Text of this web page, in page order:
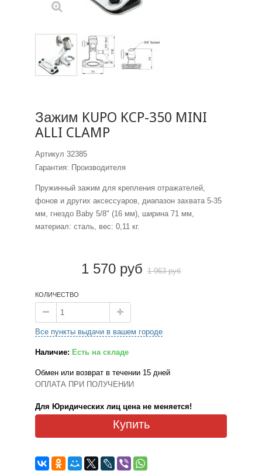
Зажим KUPO KCP-350 MINI
ALLI CLAMP
Артикул 32385
Гарантия: Производителя
Пружинный зажим для крепления отражателей,
фонов и других аксессуаров, диапазон захвата 5-35
мм, гнездо Baby 5/8" (16 мм), ширина 71 мм,
материал: сталь, вес: 0,11 кг.
1 570 руб 1 963 руб
КОЛИЧЕСТВО
Все пункты выдачи в вашем городе
Наличие: Есть на складе
Обмен или возврат в течении 15 дней
ОПЛАТА ПРИ ПОЛУЧЕНИИ
Для Юридических лиц цена не меняется!
Купить